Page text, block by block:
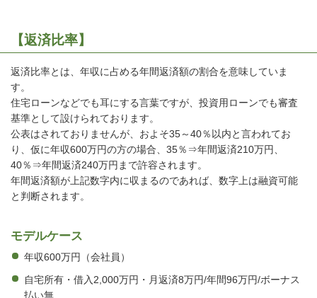
【返済比率】
返済比率とは、年収に占める年間返済額の割合を意味していま
す。
住宅ローンなどでも耳にする言葉ですが、投資用ローンでも審査
基準として設けられております。
公表はされておりませんが、およそ35～40％以内と言われてお
り、仮に年収600万円の方の場合、35％⇒年間返済210万円、
40％⇒年間返済240万円まで許容されます。
年間返済額が上記数字内に収まるのであれば、数字上は融資可能
と判断されます。
モデルケース
年収600万円（会社員）
自宅所有・借入2,000万円・月返済8万円/年間96万円/ボーナス
払い無